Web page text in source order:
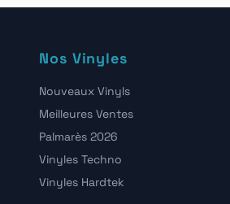
Nos Vinyles
Nouveaux Vinyls
Meilleures Ventes
Palmarès 2026
Vinyles Techno
Vinyles Hardtek